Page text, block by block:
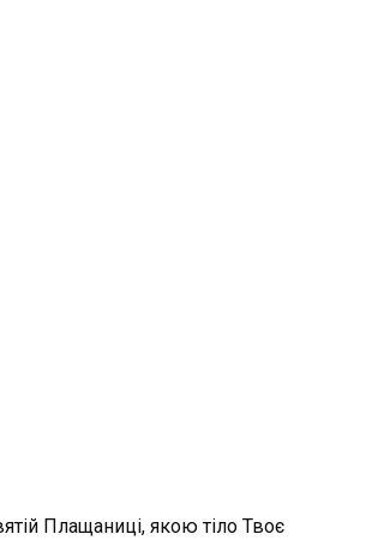
Плащаниці, якою тiло Твоє